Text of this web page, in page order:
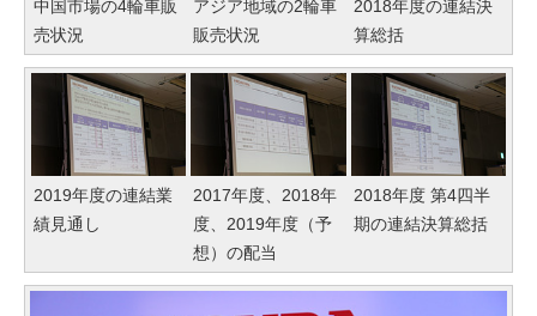
中国市場の4輪車販
売状況
アジア地域の2輪車
販売状況
2018年度の連結決
算総括
2019年度の連結業
績見通し
2017年度、2018年
度、2019年度（予
想）の配当
2018年度 第4四半
期の連結決算総括